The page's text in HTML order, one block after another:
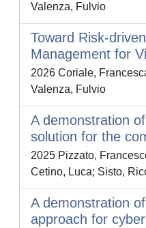
Valenza, Fulvio
Toward Risk-
Management for
2026 Coriale,
Valenza, Fulvio
A demonstration
solution for the
2025 Pizzato,
Cetino, Luca; Sisto,
A demonstration
approach for